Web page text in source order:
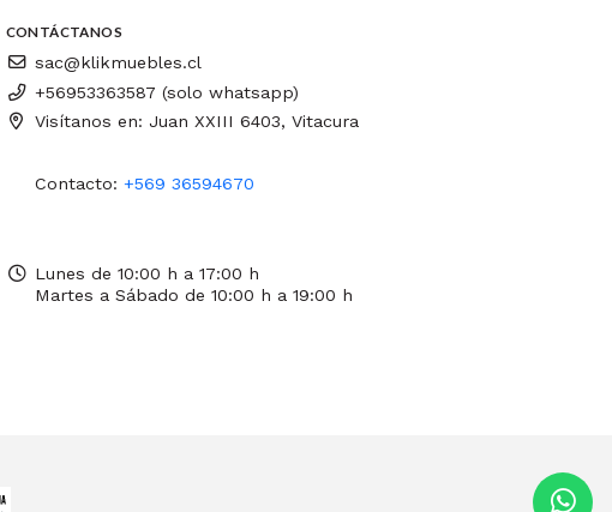
CONTÁCTANOS
sac@klikmuebles.cl
+56953363587 (solo whatsapp)
Visítanos en: Juan XXIII 6403, Vitacura
Contacto: +569 36594670
Lunes de 10:00 h a 17:00 h
Martes a Sábado de 10:00 h a 19:00 h